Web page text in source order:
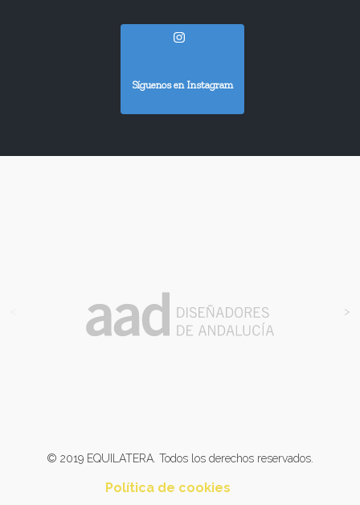
Síguenos en Instagram
>
© 2019 EQUILATERA. Todos los derechos reservados.
Política de cookies